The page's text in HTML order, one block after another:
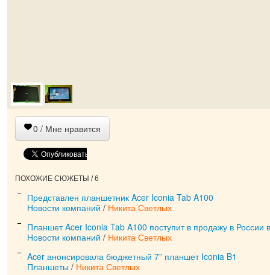
0 / Мне нравится
ПОХОЖИЕ СЮЖЕТЫ / 6
Представлен планшетник Acer Iconia Tab A100
Новости компаний / Никита Светлых
Планшет Acer Iconia Tab A100 поступит в продажу в России
Новости компаний / Никита Светлых
Acer анонсировала бюджетный 7” планшет Iconia B1
Планшеты / Никита Светлых